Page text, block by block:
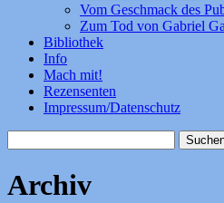
Vom Geschmack des
Zum Tod von Gabriel
Bibliothek
Info
Mach mit!
Rezensenten
Impressum/Datenschutz
nach:
Archiv